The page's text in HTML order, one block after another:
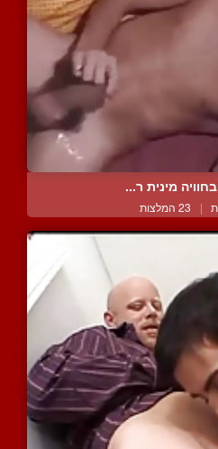
מינית ר...
| 23 המלצות